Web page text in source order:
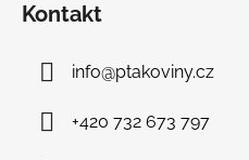
Kontakt
info@ptakoviny.cz
+420 732 673 797